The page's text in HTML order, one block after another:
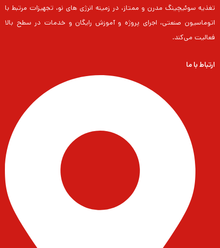
تغذیه سوئیچینگ مدرن و ممتاز، در زمینه انرژی های نو، تجهیزات مرتبط با
اتوماسیون صنعتی، اجرای پروژه و آموزش رایگان و خدمات در سطح بالا
فعالیت می‌کند.
ارتباط با ما